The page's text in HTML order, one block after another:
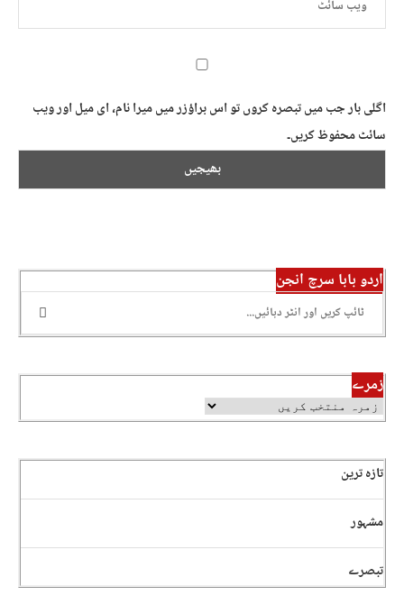
اگلی بار جب میں تبصرہ کروں تو اس براؤزر میں میرا نام، ای میل اور ویب
سائٹ محفوظ کریں۔
اردو بابا سرچ انجن
زمرے
تازہ ترین
مشہور
تبصرے